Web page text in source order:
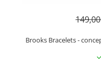
Brooks Bracelets -